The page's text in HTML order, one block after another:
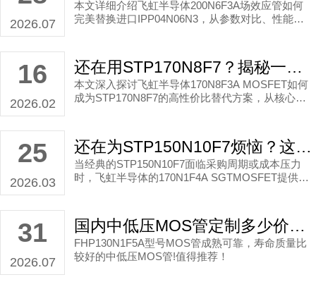
2026.07
本文详细介绍飞虹半导体200N6F3A场效应管如何
完美替换进口IPP04N06N3，从参数对比、性能优
16
2026.02
还在用STP170N8F7？揭秘一款性能更优的国产MOS管平替方案
本文深入探讨飞虹半导体170N8F3A MOSFET如何
成为STP170N8F7的高性价比替代方案，从核心参
25
2026.03
还在为STP150N10F7烦恼？这款国产MOS管的平替方案让选型更高效
当经典的STP150N10F7面临采购周期或成本压力
时，飞虹半导体的170N1F4A SGTMOSFET提供了
源与电机驱动的选型洞察，助力工程师与采购人员
优化供应链。
31
2026.07
国内中低压MOS管定制多少价钱？
FHP130N1F5A型号MOS管成熟可靠，寿命质量比
较好的中低压MOS管!值得推荐！